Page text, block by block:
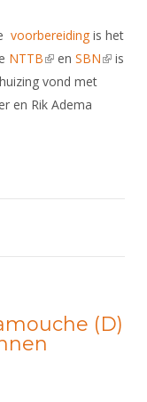
voorbereiding is het
NTTB(link is external)
en SBN(link is
is
vond met
en Rik Adema
(D)